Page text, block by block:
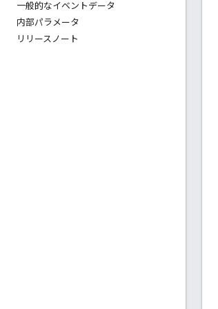
一般的なイベントデータ
内部パラメータ
リリースノート